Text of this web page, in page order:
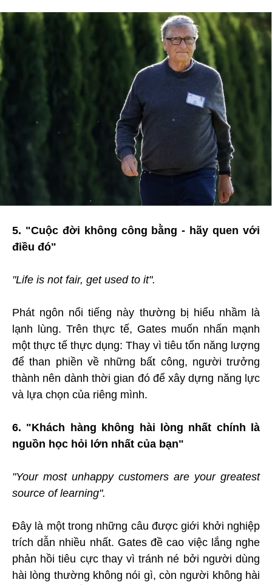
5. "Cuộc đời không công bằng - hãy quen với
điều đó"
"Life is not fair, get used to it".
Phát ngôn nổi tiếng này thường bị hiểu nhầm là
lạnh lùng. Trên thực tế, Gates muốn nhấn mạnh
một thực tế thực dụng: Thay vì tiêu tốn năng lượng
để than phiền về những bất công, người trưởng
thành nên dành thời gian đó để xây dựng năng lực
và lựa chọn của riêng mình.
6. "Khách hàng không hài lòng nhất chính là
nguồn học hỏi lớn nhất của bạn"
"Your most unhappy customers are your greatest
source of learning".
Đây là một trong những câu được giới khởi nghiệp
trích dẫn nhiều nhất. Gates đề cao việc lắng nghe
phản hồi tiêu cực thay vì tránh né bởi người dùng
hài lòng thường không nói gì, còn người không hài